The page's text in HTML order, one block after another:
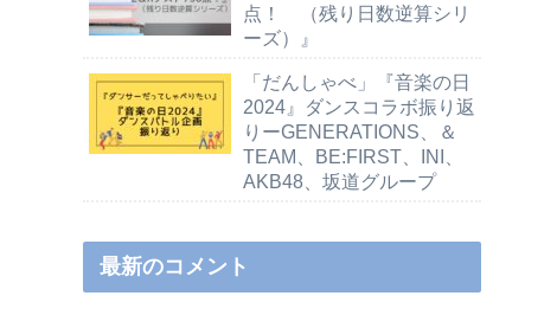
点！ （残り日数逆算シリ
ーズ）』
「だんしゃべ」『音楽の日
2024』ダンスコラボ振り返
りーGENERATIONS、＆
TEAM、BE:FIRST、INI、
AKB48、坂道グループ
最新のコメント